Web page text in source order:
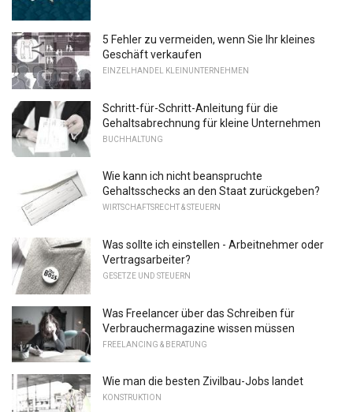
5 Fehler zu vermeiden, wenn Sie Ihr kleines
Geschäft verkaufen
EINZELHANDEL KLEINUNTERNEHMEN
Schritt-für-Schritt-Anleitung für die
Gehaltsabrechnung für kleine Unternehmen
BUCHHALTUNG
Wie kann ich nicht beanspruchte
Gehaltsschecks an den Staat zurückgeben?
WIRTSCHAFTSRECHT & STEUERN
Was sollte ich einstellen - Arbeitnehmer oder
Vertragsarbeiter?
GESETZE UND STEUERN
Was Freelancer über das Schreiben für
Verbrauchermagazine wissen müssen
FREELANCING & BERATUNG
Wie man die besten Zivilbau-Jobs landet
KONSTRUKTION